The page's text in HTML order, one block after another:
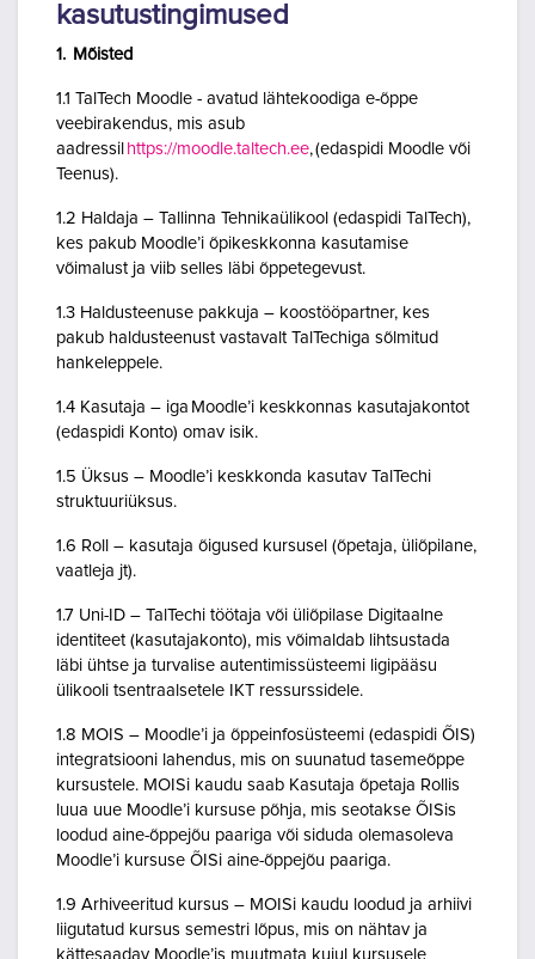
kasutustingimused
1. Mõisted
1.1 TalTech Moodle - avatud lähtekoodiga e-õppe
veebirakendus, mis asub
aadressil https://moodle.taltech.ee, (edaspidi Moodle või
Teenus).
1.2 Haldaja – Tallinna Tehnikaülikool (edaspidi TalTech),
kes pakub Moodle’i õpikeskkonna kasutamise
võimalust ja viib selles läbi õppetegevust.
1.3 Haldusteenuse pakkuja – koostööpartner, kes
pakub haldusteenust vastavalt TalTechiga sõlmitud
hankeleppele.
1.4 Kasutaja – iga Moodle’i keskkonnas kasutajakontot
(edaspidi Konto) omav isik.
1.5 Üksus – Moodle’i keskkonda kasutav TalTechi
struktuuriüksus.
1.6 Roll – kasutaja õigused kursusel (õpetaja, üliõpilane,
vaatleja jt).
1.7 Uni-ID – TalTechi töötaja või üliõpilase Digitaalne
identiteet (kasutajakonto), mis võimaldab lihtsustada
läbi ühtse ja turvalise autentimissüsteemi ligipääsu
ülikooli tsentraalsetele IKT ressurssidele.
1.8 MOIS – Moodle’i ja õppeinfosüsteemi (edaspidi ÕIS)
integratsiooni lahendus, mis on suunatud tasemeõppe
kursustele. MOISi kaudu saab Kasutaja õpetaja Rollis
luua uue Moodle’i kursuse põhja, mis seotakse ÕISis
loodud aine-õppejõu paariga või siduda olemasoleva
Moodle’i kursuse ÕISi aine-õppejõu paariga.
1.9 Arhiveeritud kursus – MOISi kaudu loodud ja arhiivi
liigutatud kursus semestri lõpus, mis on nähtav ja
kättesaadav Moodle’is muutmata kujul kursusele